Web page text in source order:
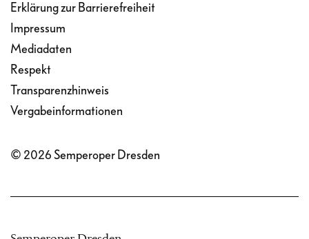
Erklärung zur Barrierefreiheit
Impressum
Mediadaten
Respekt
Transparenzhinweis
Vergabeinformationen
© 2026 Semperoper Dresden